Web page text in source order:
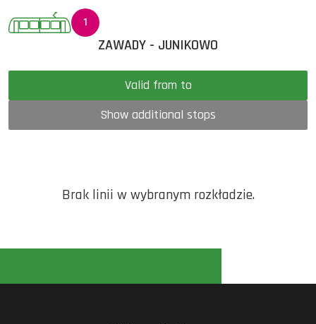
1
ZAWADY - JUNIKOWO
Valid from to
Show additional stops
Brak linii w wybranym rozkładzie.